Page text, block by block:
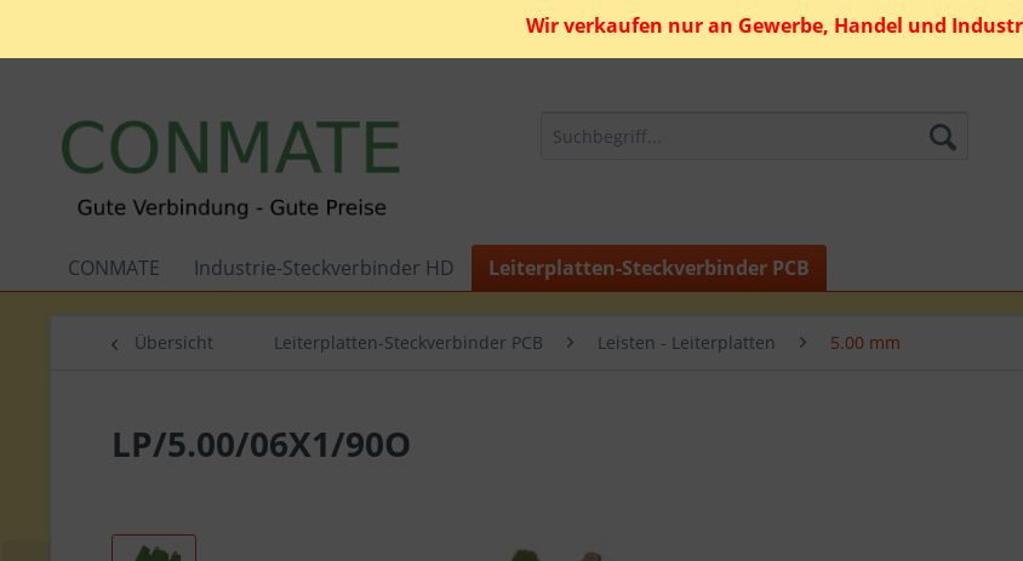
Wir verkaufen nur an Gewerbe, Handel und
CONMATE Industrie-Steckverbinder HD Leiterplatten-Steckverbinder PCB
Übersicht Leiterplatten-Steckverbinder PCB Leisten - Leiterplatten 5.00 mm
LP/5.00/06X1/90O